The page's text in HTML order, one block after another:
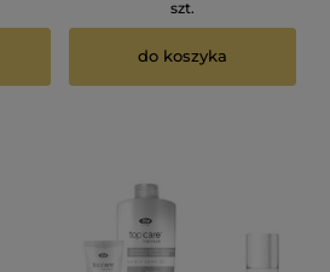
szt.
do koszyka